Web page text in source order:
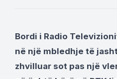
Bordi i Radio
në një mbledhje të
zhvilluar sot pas një